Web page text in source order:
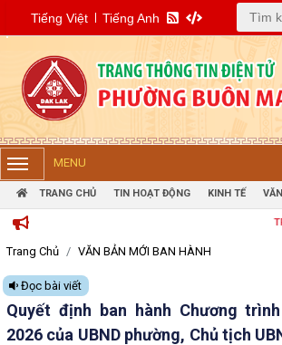
Tiếng Việt Tiếng Anh
MENU
TRANG CHỦ TIN HOẠT ĐỘNG KINH TẾ
TRANG
Trang Chủ VĂN BẢN MỚI BAN HÀNH
Đọc bài viết
Quyết định ban hành Chương
2026 của UBND phường, Chủ tịch